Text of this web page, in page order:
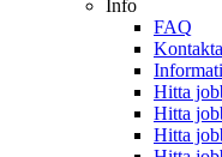
Info
FAQ
Hitta
Hitta
Hitta